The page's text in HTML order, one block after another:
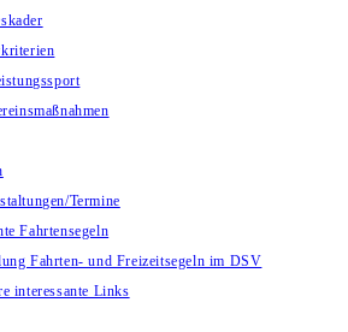
Termine
Fahrtensegeln
Fahrten- und Freizeitsegeln im DSV
interessante Links